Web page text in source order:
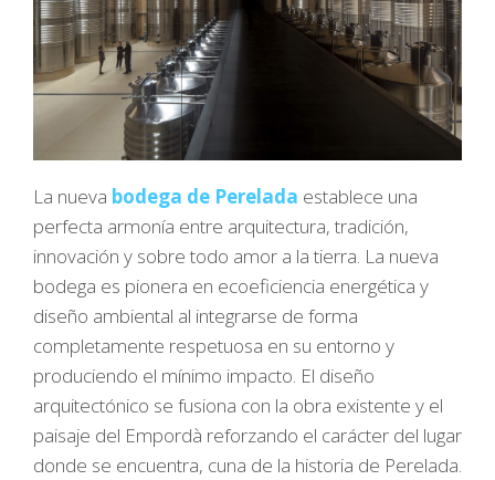
La nueva bodega de Perelada establece una
perfecta armonía entre arquitectura, tradición,
innovación y sobre todo amor a la tierra. La nueva
bodega es pionera en ecoeficiencia energética y
diseño ambiental al integrarse de forma
completamente respetuosa en su entorno y
produciendo el mínimo impacto. El diseño
arquitectónico se fusiona con la obra existente y el
paisaje del Empordà reforzando el carácter del lugar
donde se encuentra, cuna de la historia de Perelada.